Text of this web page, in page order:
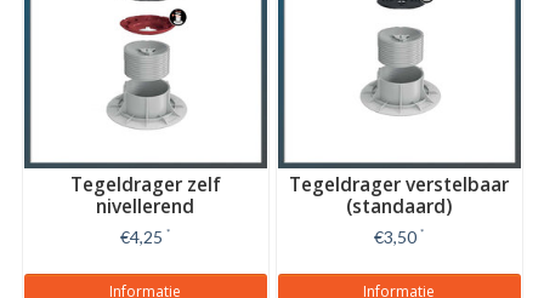
Tegeldrager zelf
nivellerend
€4,25 *
Informatie
Tegeldrager verstelbaar
(standaard)
€3,50 *
Informatie